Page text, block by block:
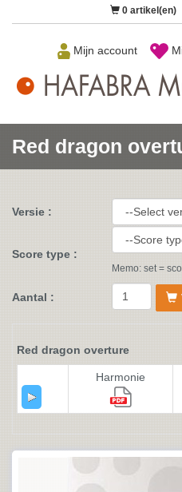
0 artikel(en)
Mijn account
Red dragon
Versie :
Score type :
Memo: set =
Aantal :
Red dragon overture
Harmonie